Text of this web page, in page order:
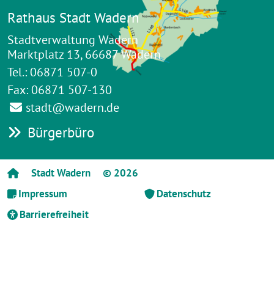
Rathaus Stadt Wadern
Stadtverwaltung Wadern
Marktplatz 13, 66687 Wadern
Tel.: 06871 507-0
Fax: 06871 507-130
stadt@wadern.de
Bürgerbüro
Stadt Wadern
© 2026
Impressum
Datenschutz
Barrierefreiheit